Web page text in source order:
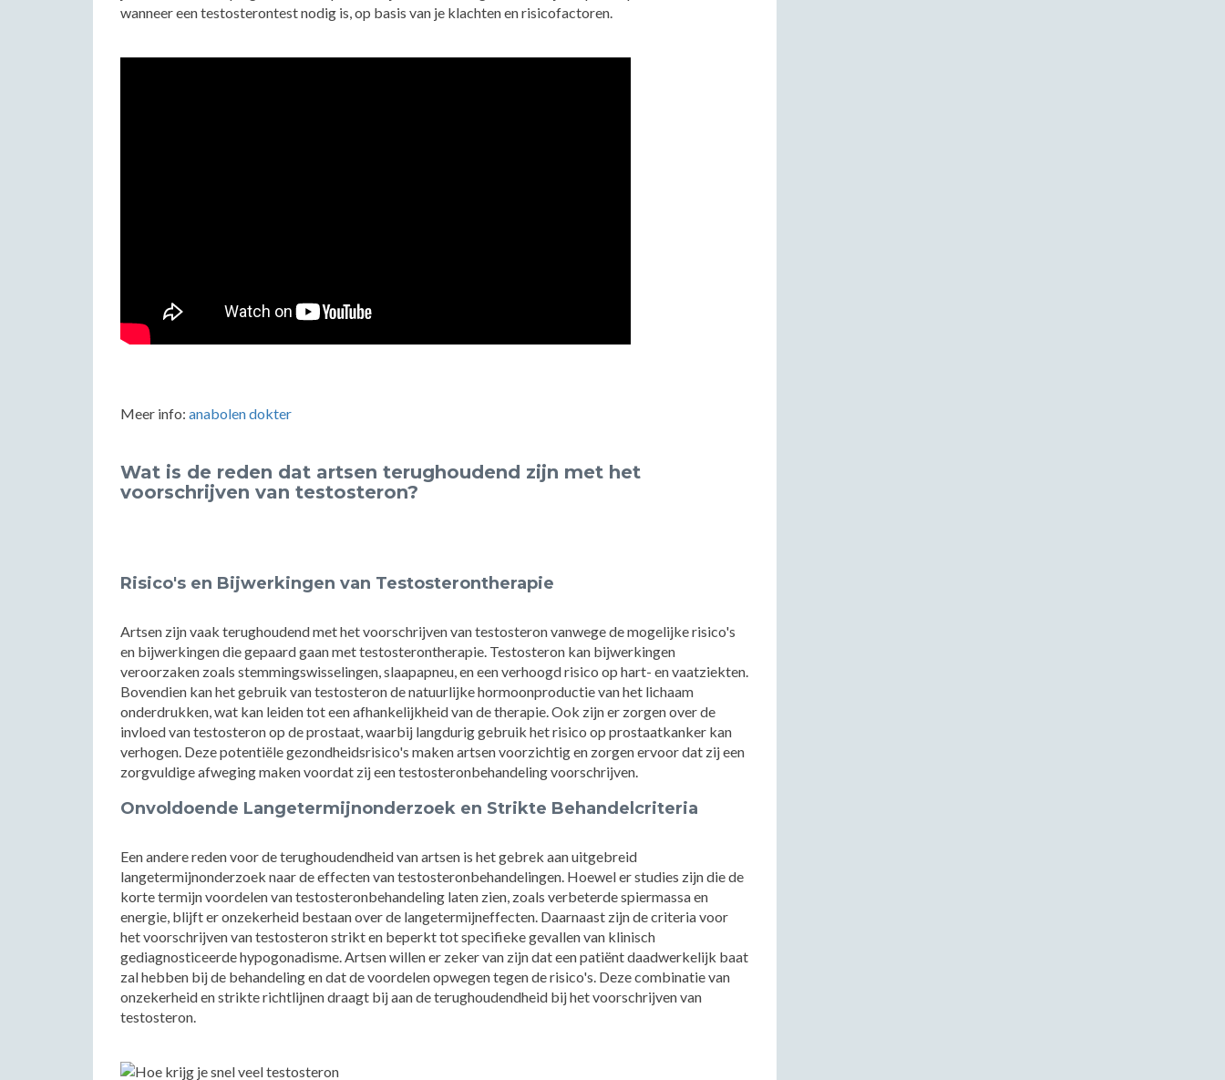
wanneer een testosterontest nodig is, op basis van je klachten en risicofactoren.
Meer info: anabolen dokter
Wat is de reden dat artsen terughoudend zijn met het
voorschrijven van testosteron?
Risico's en Bijwerkingen van Testosterontherapie
Artsen zijn vaak terughoudend met het voorschrijven van testosteron vanwege de mogelijke risico's
en bijwerkingen die gepaard gaan met testosterontherapie. Testosteron kan bijwerkingen
veroorzaken zoals stemmingswisselingen, slaapapneu, en een verhoogd risico op hart- en vaatziekten.
Bovendien kan het gebruik van testosteron de natuurlijke hormoonproductie van het lichaam
onderdrukken, wat kan leiden tot een afhankelijkheid van de therapie. Ook zijn er zorgen over de
invloed van testosteron op de prostaat, waarbij langdurig gebruik het risico op prostaatkanker kan
verhogen. Deze potentiële gezondheidsrisico's maken artsen voorzichtig en zorgen ervoor dat zij een
zorgvuldige afweging maken voordat zij een testosteronbehandeling voorschrijven.
Onvoldoende Langetermijnonderzoek en Strikte Behandelcriteria
Een andere reden voor de terughoudendheid van artsen is het gebrek aan uitgebreid
langetermijnonderzoek naar de effecten van testosteronbehandelingen. Hoewel er studies zijn die de
korte termijn voordelen van testosteronbehandeling laten zien, zoals verbeterde spiermassa en
energie, blijft er onzekerheid bestaan over de langetermijneffecten. Daarnaast zijn de criteria voor
het voorschrijven van testosteron strikt en beperkt tot specifieke gevallen van klinisch
gediagnosticeerde hypogonadisme. Artsen willen er zeker van zijn dat een patiënt daadwerkelijk baat
zal hebben bij de behandeling en dat de voordelen opwegen tegen de risico's. Deze combinatie van
onzekerheid en strikte richtlijnen draagt bij aan de terughoudendheid bij het voorschrijven van
testosteron.